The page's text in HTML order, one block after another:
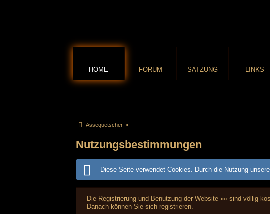
HOME FORUM SATZUNG LINKS
Assequetscher »
Nutzungsbestimmungen
Diese Seite verwendet Cookies. Durch die Nutzung
Die Registrierung und Benutzung der Website »« sind völlig
Danach können Sie sich registrieren.